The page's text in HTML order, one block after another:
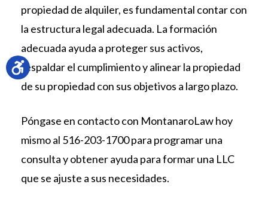
propiedad de alquiler, es fundamental contar con
la estructura legal adecuada. La formación
adecuada ayuda a proteger sus activos,
respaldar el cumplimiento y alinear la propiedad
de su propiedad con sus objetivos a largo plazo.
Póngase en contacto con MontanaroLaw hoy
mismo al 516-203-1700 para programar una
consulta y obtener ayuda para formar una LLC
que se ajuste a sus necesidades.